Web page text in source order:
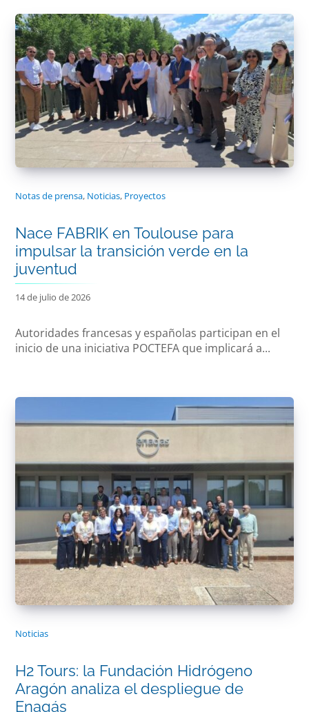
Notas de prensa, Noticias, Proyectos
Nace FABRIK en Toulouse para
impulsar la transición verde en la
juventud
14 de julio de 2026
Autoridades francesas y españolas participan en el
inicio de una iniciativa POCTEFA que implicará a...
Noticias
H2 Tours: la Fundación Hidrógeno
Aragón analiza el despliegue de
Enagás